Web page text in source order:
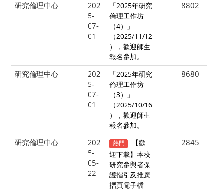
研究倫理中心
202
5-
07-
01
「2025年研究
倫理工作坊
（4）」
（2025/11/12
），歡迎師生
報名參加。
8802
研究倫理中心
202
5-
07-
01
「2025年研究
倫理工作坊
（3）」
（2025/10/16
），歡迎師生
報名參加。
8680
研究倫理中心
202
5-
05-
22
熱門
【歡
迎下載】本校
研究參與者保
護指引及推廣
摺頁電子檔
2845